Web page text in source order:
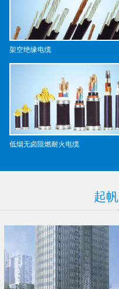
架空绝缘电缆
低烟无卤阻燃耐火电缆
起帆